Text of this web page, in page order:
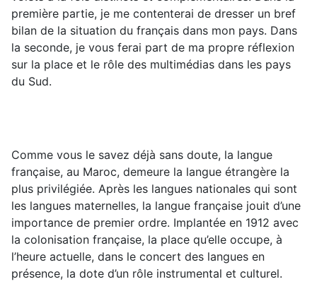
première partie, je me contenterai de dresser un bref
bilan de la situation du français dans mon pays. Dans
la seconde, je vous ferai part de ma propre réflexion
sur la place et le rôle des multimédias dans les pays
du Sud.
Comme vous le savez déjà sans doute, la langue
française, au Maroc, demeure la langue étrangère la
plus privilégiée. Après les langues nationales qui sont
les langues maternelles, la langue française jouit d’une
importance de premier ordre. Implantée en 1912 avec
la colonisation française, la place qu’elle occupe, à
l’heure actuelle, dans le concert des langues en
présence, la dote d’un rôle instrumental et culturel.